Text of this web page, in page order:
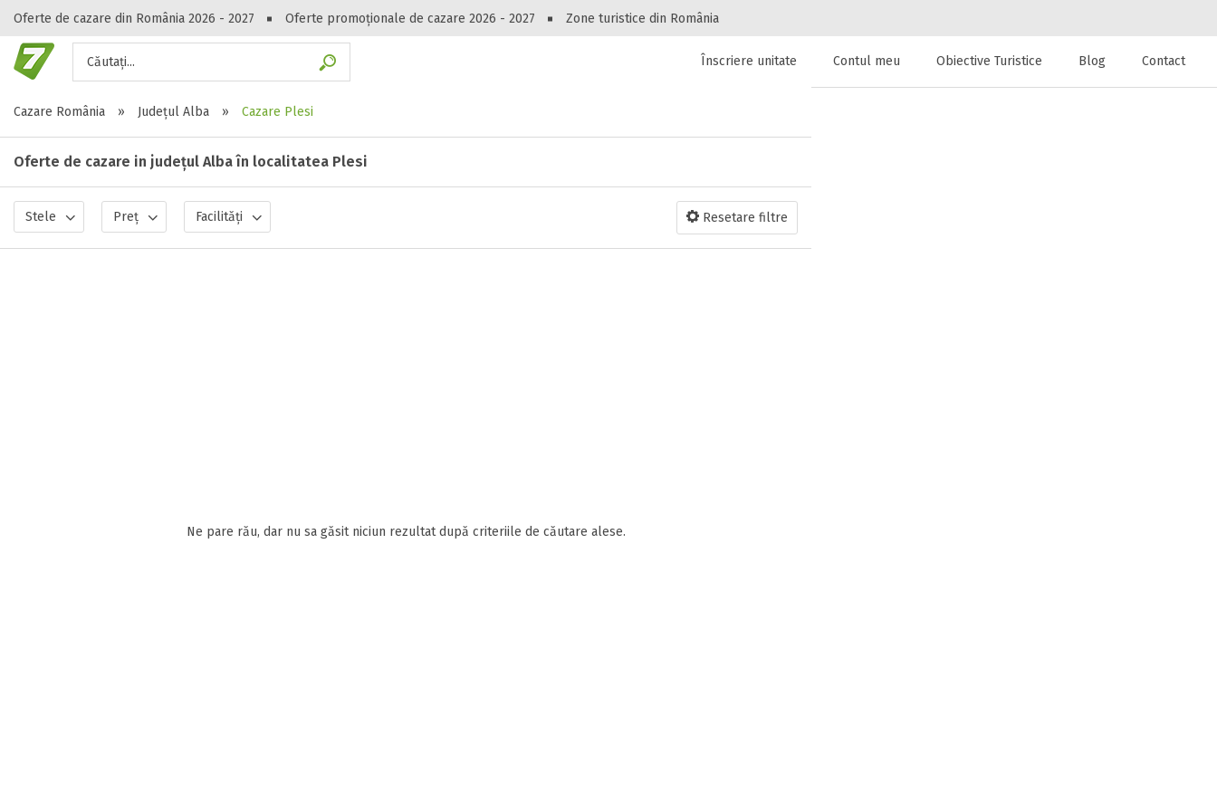
Oferte de cazare din România 2026 - 2027 Oferte promoționale de cazare 2026 - 2027 Zone turistice din România
Căutați...
Peste 10549 oferte de cazare!
Gasești hoteluri, pensiuni, vile, apartamente sau alte unitați de cazare la
Înscriere unitate Contul meu Obiective Turistice Blog Contact
Cazare România
» Județul Alba » Cazare Plesi
Oferte de cazare in județul Alba în localitatea Plesi
Stele Preț Facilități Resetare filtre
Ne pare rău, dar nu sa găsit niciun rezultat după criteriile de căutare alese.